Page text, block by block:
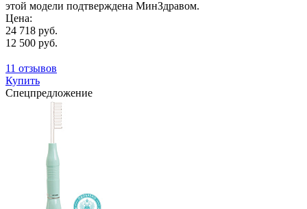
этой модели подтверждена МинЗдравом.
Цена:
24 718 руб.
12 500 руб.
11 отзывов
Купить
Спецпредложение